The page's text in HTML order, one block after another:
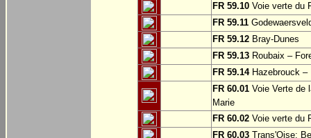
FR 59.10 Voie verte du
FR 59.11
FR 59.12 Bray-Dunes
FR 59.13 Roubaix –
FR 59.14Hazebrouck –
FR 60.01 Voie Verte de
Marie
FR 60.02 Voie verte du
FR 60.03 Trans'Oise: